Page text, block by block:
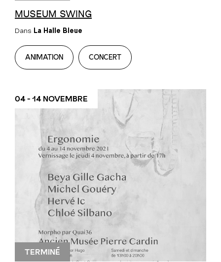
MUSEUM SWING
Dans La Halle Bleue
ANIMATION CONCERT
04 - 14 NOVEMBRE
TERMINÉ